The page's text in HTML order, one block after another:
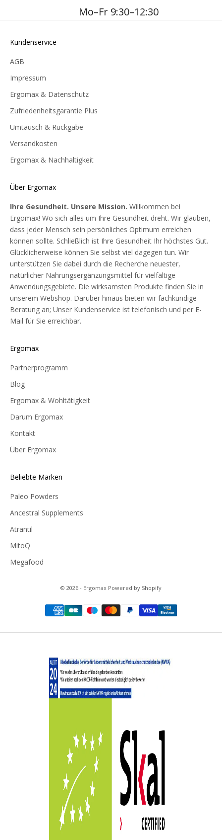
Mo–Fr 9:30–12:30
Kundenservice
AGB
Impressum
Ergomax & Datenschutz
Zufriedenheitsgarantie Plus
Umtausch & Rückgabe
Versandkosten
Ergomax & Nachhaltigkeit
Über Ergomax
Ihre Gesundheit. Unsere Mission. Willkommen bei
Ergomax! Wo sich alles um Ihre Gesundheit dreht. Wir glauben,
dass jeder Mensch sein persönliches Optimum erreichen
können sollte. Schließlich ist Ihre Gesundheit Ihr höchstes Gut.
Glücklicherweise können Sie selbst viel dagegen tun. Wir
unterstützen Sie dabei durch die Recherche neuester,
natürlicher Nahrungsergänzungsmittel für vielfältige
Anwendungsgebiete. Die wirksamsten Produkte finden Sie in
unserem Webshop. Darüber hinaus bieten wir fachkundige
Beratung an; Unser Kundenservice ist telefonisch und per E-
Mail für Sie erreichbar.
Ergomax
Partnerprogramm
Blog
Ergomax & Wohltätigkeit
Darum Ergomax
Kontakt
Über Ergomax
Beliebte Marken
Paleo Powders
Ancestral Supplements
Atrantil
MitoQ
Megafood
© 2026 - Ergomax Powered by Shopify